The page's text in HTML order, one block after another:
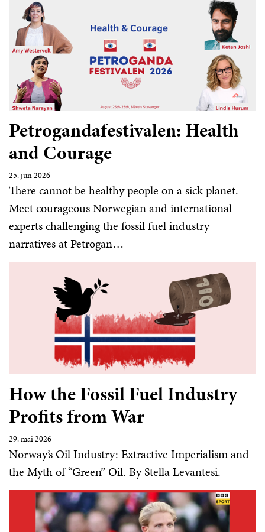
Petrogandafestivalen: Health
and Courage
25. jun 2026
There cannot be healthy people on a sick planet.
Meet courageous Norwegian and international
experts challenging the fossil fuel industry
narratives at Petrogan…
How the Fossil Fuel Industry
Profits from War
29. mai 2026
Norway’s Oil Industry: Extractive Imperialism and
the Myth of “Green” Oil. By Stella Levantesi.